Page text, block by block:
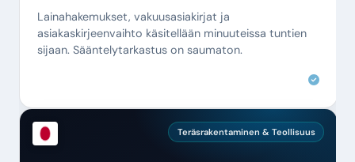
Lainahakemukset, vakuusasiakirjat ja
asiakaskirjeenvaihto käsitellään minuuteissa tuntien
sijaan. Sääntelytarkastus on saumaton.
Teräsrakentaminen & Teollisuus